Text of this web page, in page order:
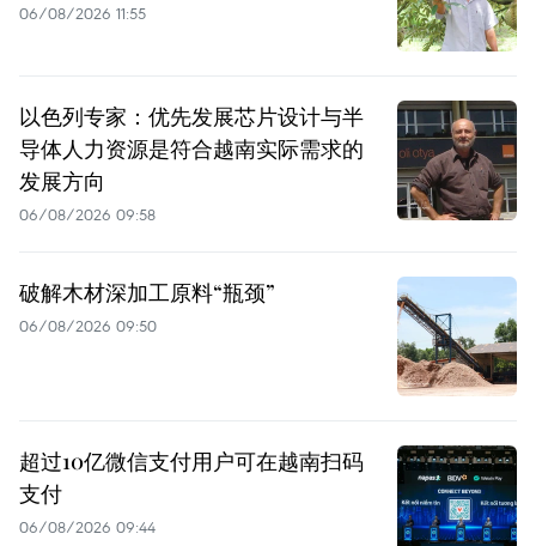
06/08/2026 11:55
以色列专家：优先发展芯片设计与半
导体人力资源是符合越南实际需求的
发展方向
06/08/2026 09:58
破解木材深加工原料“瓶颈”
06/08/2026 09:50
超过10亿微信支付用户可在越南扫码
支付
06/08/2026 09:44